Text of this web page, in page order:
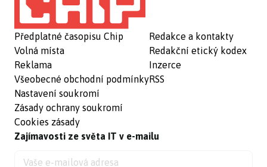
Předplatné časopisu Chip
Volná místa
Reklama
Všeobecné obchodní podmínky
Nastavení soukromí
Zásady ochrany soukromí
Cookies zásady
Redakce a kontakty
Redakční etický kodex
Inzerce
RSS
Zajímavosti ze světa IT v e-mailu